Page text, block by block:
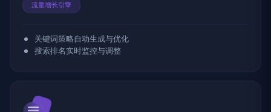
流量增长引擎
关键词策略自动生成与优化
搜索排名实时监控与调整